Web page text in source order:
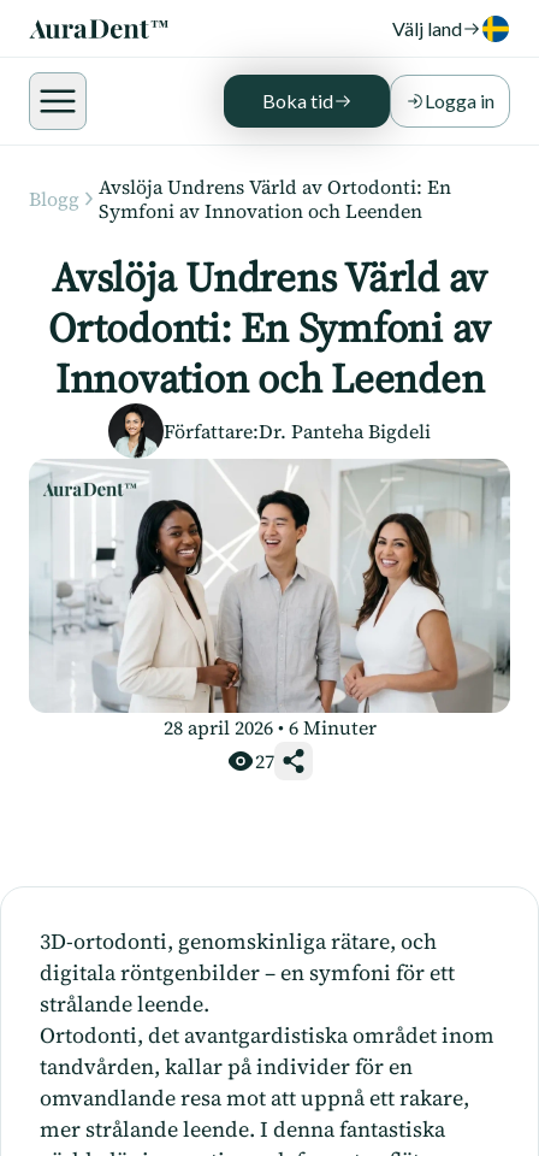
Välj land
Boka tid Logga in
Blogg
Avslöja Undrens Värld av Ortodonti: En
Symfoni av Innovation och Leenden
Avslöja Undrens Värld av
Ortodonti: En Symfoni av
Innovation och Leenden
Författare:Dr. Panteha Bigdeli
28 april 2026 • 6 Minuter
27
3D-ortodonti, genomskinliga rätare, och
digitala röntgenbilder – en symfoni för ett
strålande leende.
Ortodonti, det avantgardistiska området inom
tandvården, kallar på individer för en
omvandlande resa mot att uppnå ett rakare,
mer strålande leende. I denna fantastiska